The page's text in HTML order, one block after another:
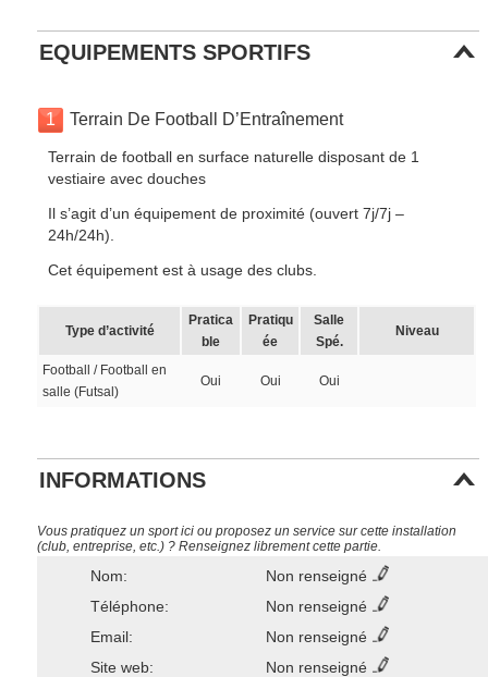
EQUIPEMENTS SPORTIFS
1 Terrain De Football D’Entraînement
Terrain de football en surface naturelle disposant de 1
vestiaire avec douches
Il s’agit d’un équipement de proximité (ouvert 7j/7j –
24h/24h).
Cet équipement est à usage des clubs.
Type d’activité
Pratica
ble
Pratiqu
ée
Salle
Spé.
Niveau
Football / Football en
salle (Futsal)
Oui Oui Oui
INFORMATIONS
Vous pratiquez un sport ici ou proposez un service sur cette installation
(club, entreprise, etc.) ? Renseignez librement cette partie.
Nom:
Non renseigné
Téléphone:
Non renseigné
Email:
Non renseigné
Site web:
Non renseigné